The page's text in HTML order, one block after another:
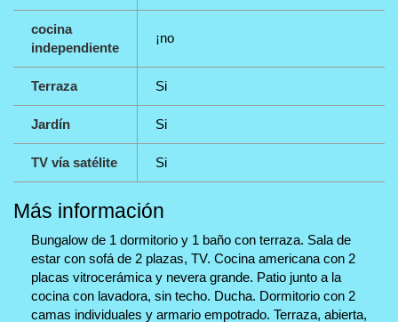
cocina
independiente
¡no
Terraza Si
Jardín Si
TV vía satélite Si
Más información
Bungalow de 1 dormitorio y 1 baño con terraza. Sala de
estar con sofá de 2 plazas, TV. Cocina americana con 2
placas vitrocerámica y nevera grande. Patio junto a la
cocina con lavadora, sin techo. Ducha. Dormitorio con 2
camas individuales y armario empotrado. Terraza, abierta,